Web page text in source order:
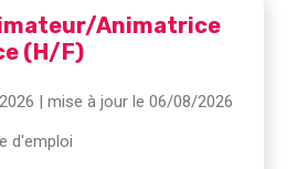
Animatrice
(H/F)
| mise à jour le 06/08/2026
d'emploi